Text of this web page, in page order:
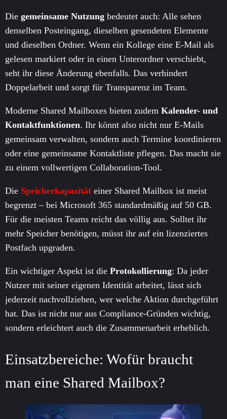
Die gemeinsame Nutzung bedeutet auch: Alle sehen
denselben Posteingang, dieselben gesendeten Elemente
und dieselben Ordner. Wenn ein Kollege eine E-Mail als
gelesen markiert oder in einen Unterordner verschiebt,
seht ihr diese Änderung ebenfalls. Das verhindert
Doppelarbeit und sorgt für Transparenz im Team.
Moderne Shared Mailboxes bieten zudem Kalender- und
Kontaktfunktionen. Ihr könnt also nicht nur E-Mails
gemeinsam verwalten, sondern auch Termine koordinieren
oder eine gemeinsame Kontaktliste pflegen. Das macht sie
zu einem vollwertigen Collaboration-Tool.
Die Speicherkapazität einer Shared Mailbox ist meist
begrenzt – bei Microsoft 365 standardmäßig auf 50 GB.
Für die meisten Teams reicht das völlig aus. Solltet ihr
mehr Speicher benötigen, müsst ihr auf ein lizenziertes
Postfach upgraden.
Ein wichtiger Aspekt ist die Protokollierung: Da jeder
Nutzer mit seiner eigenen Identität arbeitet, lässt sich
jederzeit nachvollziehen, wer welche Aktion durchgeführt
hat. Das ist nicht nur aus Compliance-Gründen wichtig,
sondern erleichtert auch die Zusammenarbeit erheblich.
Einsatzbereiche: Wofür braucht
man eine Shared Mailbox?